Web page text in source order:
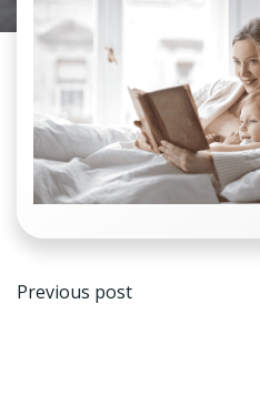
Navegación
Previous post